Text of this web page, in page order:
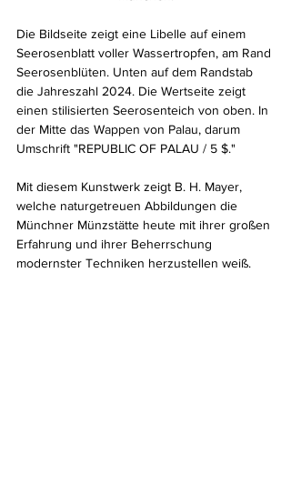
Die Bildseite zeigt eine Libelle auf einem
Seerosenblatt voller Wassertropfen, am Rand
Seerosenblüten. Unten auf dem Randstab
die Jahreszahl 2024. Die Wertseite zeigt
einen stilisierten Seerosenteich von oben. In
der Mitte das Wappen von Palau, darum
Umschrift "REPUBLIC OF PALAU / 5 $."
Mit diesem Kunstwerk zeigt B. H. Mayer,
welche naturgetreuen Abbildungen die
Münchner Münzstätte heute mit ihrer großen
Erfahrung und ihrer Beherrschung
modernster Techniken herzustellen weiß.